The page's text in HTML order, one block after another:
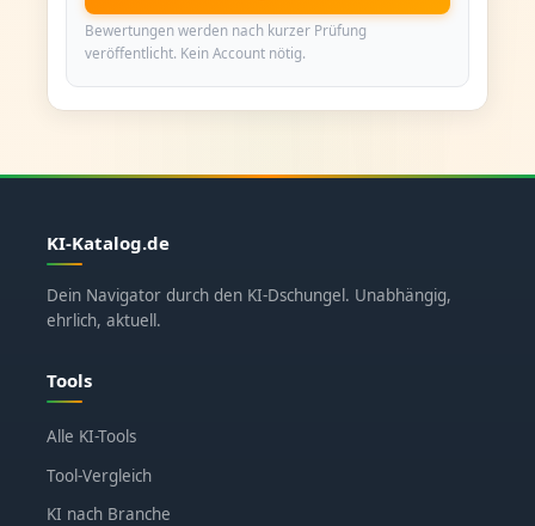
Bewertungen werden nach kurzer Prüfung
veröffentlicht. Kein Account nötig.
KI-Katalog.de
Dein Navigator durch den KI-Dschungel. Unabhängig,
ehrlich, aktuell.
Tools
Alle KI-Tools
Tool-Vergleich
KI nach Branche